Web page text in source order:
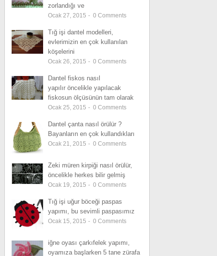
zorlandığı ve
Ocak 27, 2015 - 0 Comments
Tığ işi dantel modelleri,
evlerimizin en çok kullanılan
köşelerini
Ocak 26, 2015 - 0 Comments
Dantel fiskos nasıl
yapılır öncelikle yapılacak
fiskosun ölçüsünün tam olarak
Ocak 25, 2015 - 0 Comments
Dantel çanta nasıl örülür ?
Bayanların en çok kullandıkları
Ocak 21, 2015 - 0 Comments
Zeki müren kirpiği nasıl örülür,
öncelikle herkes bilir gelmiş
Ocak 19, 2015 - 0 Comments
Tığ işi uğur böceği paspas
yapımı, bu sevimli paspasımız
Ocak 15, 2015 - 0 Comments
iğne oyası çarkıfelek yapımı,
oyamıza başlarken 5 tane zürafa